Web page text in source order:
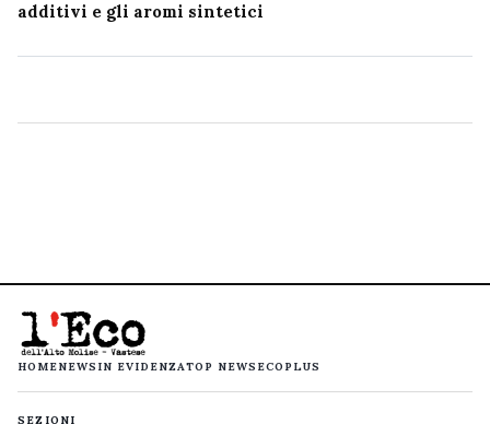
additivi e gli aromi sintetici
HOMENEWS IN EVIDENZATOP NEWS ECOPLUS
SEZIONI